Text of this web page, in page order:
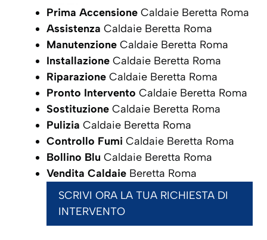
Prima Accensione Caldaie Beretta Roma
Assistenza Caldaie Beretta Roma
Manutenzione Caldaie Beretta Roma
Installazione Caldaie Beretta Roma
Riparazione Caldaie Beretta Roma
Pronto Intervento Caldaie Beretta Roma
Sostituzione Caldaie Beretta Roma
Pulizia Caldaie Beretta Roma
Controllo Fumi Caldaie Beretta Roma
Bollino Blu Caldaie Beretta Roma
Vendita Caldaie Beretta Roma
SCRIVI ORA LA TUA RICHIESTA DI
INTERVENTO